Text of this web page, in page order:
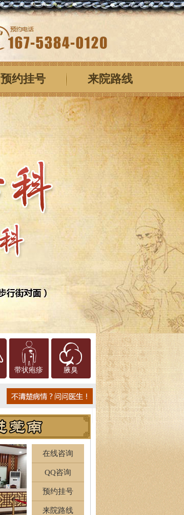
预约挂号 来院路线
带状疱疹 腋臭
在线咨询
QQ咨询
预约挂号
来院路线